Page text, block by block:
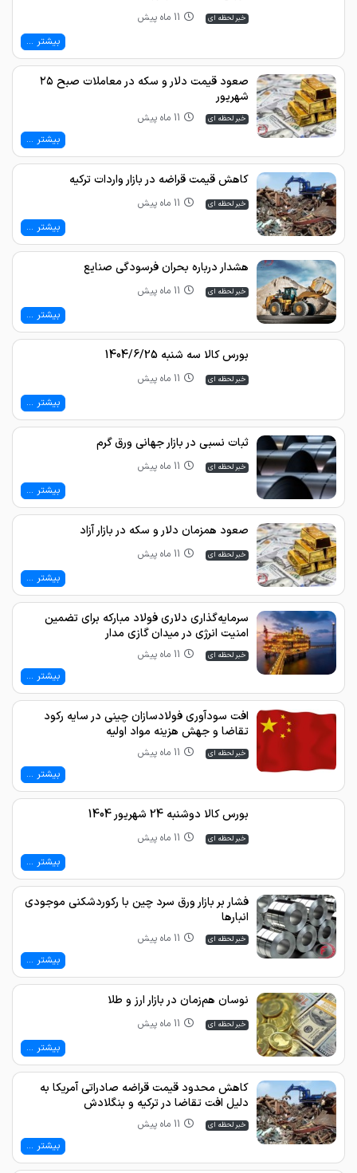
خبر لحظه ای
11 ماه پیش
بیشتر ...
صعود قیمت دلار و سکه در معاملات صبح ۲۵
شهریور
خبر لحظه ای
11 ماه پیش
بیشتر ...
کاهش قیمت قراضه در بازار واردات ترکیه
خبر لحظه ای
11 ماه پیش
بیشتر ...
هشدار درباره بحران فرسودگی صنایع
خبر لحظه ای
11 ماه پیش
بیشتر ...
بورس کالا سه شنبه 1404/6/25
خبر لحظه ای
11 ماه پیش
بیشتر ...
ثبات نسبی در بازار جهانی ورق گرم
خبر لحظه ای
11 ماه پیش
بیشتر ...
صعود همزمان دلار و سکه در بازار آزاد
خبر لحظه ای
11 ماه پیش
بیشتر ...
سرمایه‌گذاری دلاری فولاد مبارکه برای تضمین
امنیت انرژی در میدان گازی مدار
خبر لحظه ای
11 ماه پیش
بیشتر ...
افت سودآوری فولادسازان چینی در سایه رکود
تقاضا و جهش هزینه مواد اولیه
خبر لحظه ای
11 ماه پیش
بیشتر ...
بورس کالا دوشنبه 24 شهریور 1404
خبر لحظه ای
11 ماه پیش
بیشتر ...
فشار بر بازار ورق سرد چین با رکوردشکنی موجودی
انبارها
خبر لحظه ای
11 ماه پیش
بیشتر ...
نوسان هم‌زمان در بازار ارز و طلا
خبر لحظه ای
11 ماه پیش
بیشتر ...
کاهش محدود قیمت قراضه صادراتی آمریکا به
دلیل افت تقاضا در ترکیه و بنگلادش
خبر لحظه ای
11 ماه پیش
بیشتر ...